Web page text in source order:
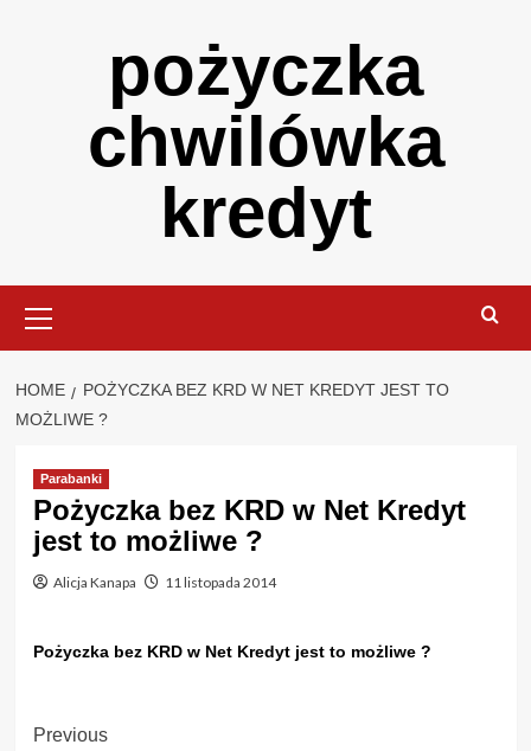
pożyczka
chwilówka
kredyt
Menu
HOME
POŻYCZKA BEZ KRD W NET KREDYT JEST TO
MOŻLIWE ?
Parabanki
Pożyczka bez KRD w Net Kredyt
jest to możliwe ?
Alicja Kanapa 11 listopada 2014
Pożyczka bez KRD w Net Kredyt jest to możliwe ?
Post
Previous